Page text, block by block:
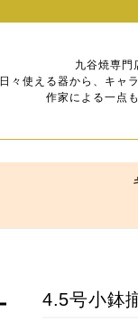
九谷焼専門
日々使える器から、キャ
作家による一点
4.5号小鉢